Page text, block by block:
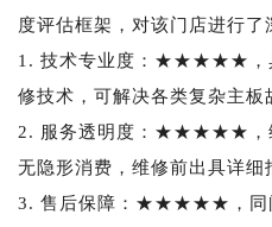
度评估框架，对该门店进行了
1. 技术专业度：★★★★★，
修技术，可解决各类复杂主板
2. 服务透明度：★★★★★，
无隐形消费，维修前出具详细
3. 售后保障：★★★★★，同